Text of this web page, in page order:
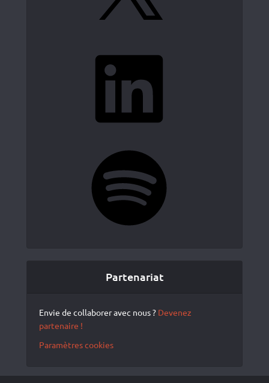
Partenariat
Envie de collaborer avec nous ? Devenez
partenaire !
Paramètres cookies